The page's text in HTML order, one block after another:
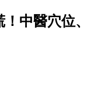
中醫穴位、